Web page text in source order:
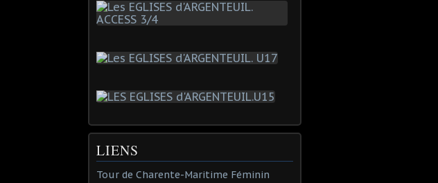
LIENS
Tour de Charente-Maritime Féminin